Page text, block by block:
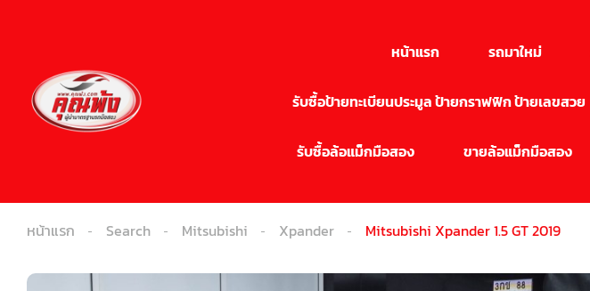
หน้าแรก รถมาใหม่
รับซื้อป้ายทะเบียนประมูล ป้ายกราฟฟิก ป้ายเลขสวย
รับซื้อล้อแม็กมือสอง ขายล้อแม็กมือสอง
หน้าแรก Search Mitsubishi Xpander Mitsubishi Xpander 1.5 GT 2019